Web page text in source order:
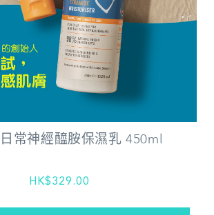
常神經醯胺保濕乳 450ml
HK$329.00